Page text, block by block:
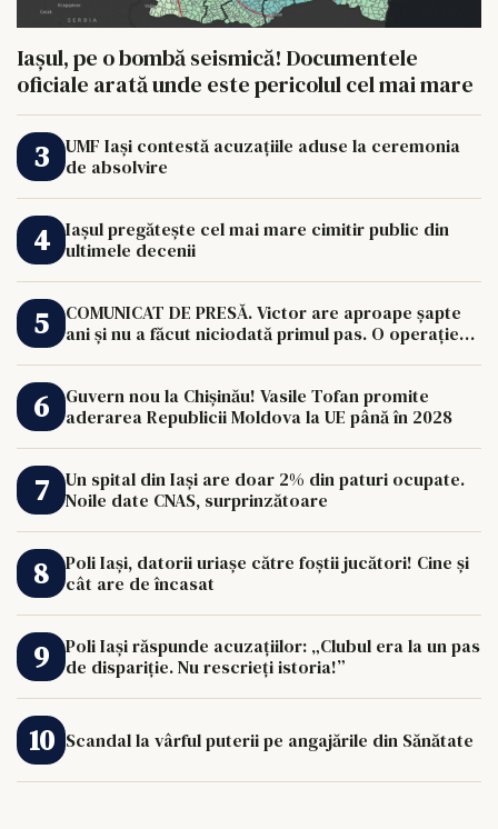
Iașul, pe o bombă seismică! Documentele
oficiale arată unde este pericolul cel mai mare
UMF Iași contestă acuzațiile aduse la ceremonia
de absolvire
Iașul pregătește cel mai mare cimitir public din
ultimele decenii
COMUNICAT DE PRESĂ. Victor are aproape șapte
ani și nu a făcut niciodată primul pas. O operație
Guvern nou la Chișinău! Vasile Tofan promite
aderarea Republicii Moldova la UE până în 2028
Un spital din Iași are doar 2% din paturi ocupate.
Noile date CNAS, surprinzătoare
Poli Iași, datorii uriașe către foștii jucători! Cine și
cât are de încasat
Poli Iași răspunde acuzațiilor: „Clubul era la un pas
de dispariție. Nu rescrieți istoria!”
Scandal la vârful puterii pe angajările din Sănătate